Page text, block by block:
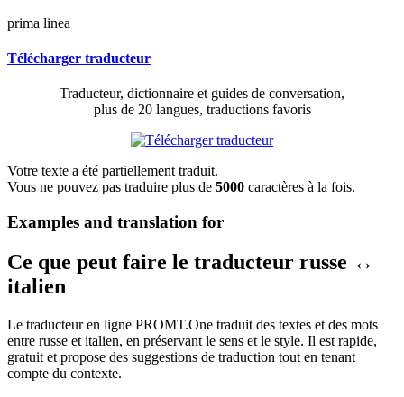
prima linea
Télécharger traducteur
Traducteur, dictionnaire et guides de conversation,
plus de 20 langues, traductions favoris
Votre texte a été partiellement traduit.
Vous ne pouvez pas traduire plus de 5000 caractères à la fois.
Examples and translation for
Ce que peut faire le traducteur russe ↔
italien
Le traducteur en ligne PROMT.One traduit des textes et des mots
entre russe et italien, en préservant le sens et le style. Il est rapide,
gratuit et propose des suggestions de traduction tout en tenant
compte du contexte.